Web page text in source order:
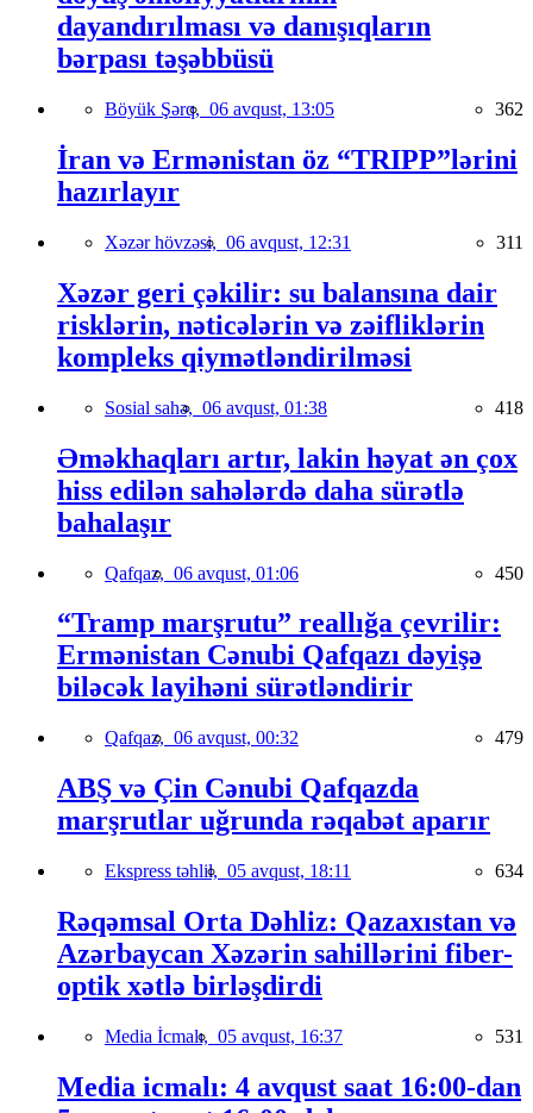
dayandırılması və danışıqların
bərpası təşəbbüsü
Böyük Şərq, 06 avqust, 13:05 362
İran və Ermənistan öz “TRIPP”lərini
hazırlayır
Xəzər hövzəsi, 06 avqust, 12:31 311
Xəzər geri çəkilir: su balansına dair
risklərin, nəticələrin və zəifliklərin
kompleks qiymətləndirilməsi
Sosial sahə, 06 avqust, 01:38 418
Əməkhaqları artır, lakin həyat ən çox
hiss edilən sahələrdə daha sürətlə
bahalaşır
Qafqaz, 06 avqust, 01:06 450
“Tramp marşrutu” reallığa çevrilir:
Ermənistan Cənubi Qafqazı dəyişə
biləcək layihəni sürətləndirir
Qafqaz, 06 avqust, 00:32 479
ABŞ və Çin Cənubi Qafqazda
marşrutlar uğrunda rəqabət aparır
Ekspress təhlil, 05 avqust, 18:11 634
Rəqəmsal Orta Dəhliz: Qazaxıstan və
Azərbaycan Xəzərin sahillərini fiber-
optik xətlə birləşdirdi
Media İcmalı, 05 avqust, 16:37 531
Media icmalı: 4 avqust saat 16:00-dan